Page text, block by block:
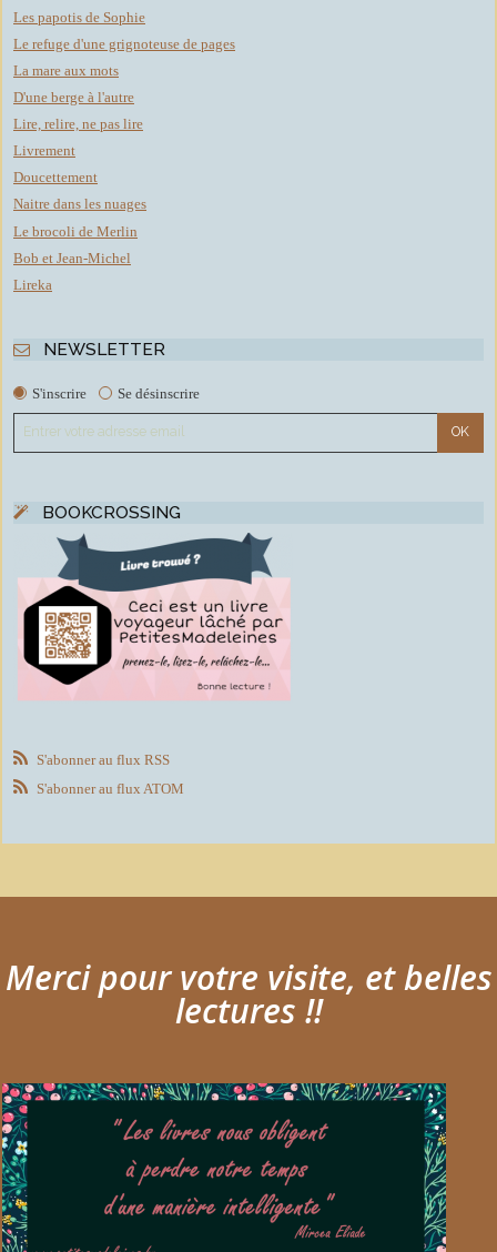
Les papotis de Sophie
Le refuge d'une grignoteuse de pages
La mare aux mots
D'une berge à l'autre
Lire, relire, ne pas lire
Livrement
Doucettement
Naitre dans les nuages
Le brocoli de Merlin
Bob et Jean-Michel
Lireka
NEWSLETTER
S'inscrire Se désinscrire
BOOKCROSSING
S'abonner au flux RSS
S'abonner au flux ATOM
Merci pour votre visite, et belles
lectures !!